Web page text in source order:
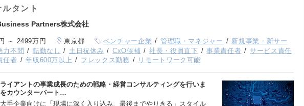
ルタント
Partners株式会社
～ 2499万円 東京都 ベンチャー企業 管理職・マネジャー
新規事業・新サー
力不問 転勤なし 土日祝休み CxO候補 社長・役員直下 事業責任者
サービス責任
任者 年収600万以上 フレックス勤務 リモートワーク可能
イアントの事業成長のための戦略・経営コンサルティングを行いま
カウンターパート…
手企業向けに「現場に深く入り込み、最後までやりきる」スタイル